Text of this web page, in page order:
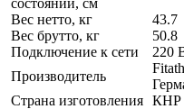
Вес нетто, кг
43.7
Вес брутто, кг
50.8
Подключение к сети
220
Производитель
Страна изготовления КНР